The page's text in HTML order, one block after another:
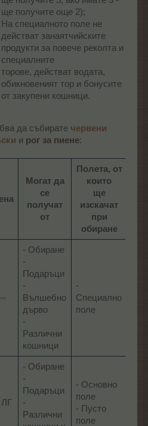
ще получите още 2);
На специалното поле не
действат занаятчийските
продукти за повече реколта и
специалните
торове, действат водата,
обикновеният тор и бонусите
от закупени кошници.
да събирате червени
и рог за пиене:​
Могат да
се
получат
от
Полета, от
които
ще
изскачат
при
обиране
--​
- Обиране
-
Подаръци
-
Вълшебно
дърво
-
Различни
кошници​
-
Специално
поле​
ЛГ​
- Обиране
-
Подаръци
-
Различни
- Основно
поле
- Пусто
поле​